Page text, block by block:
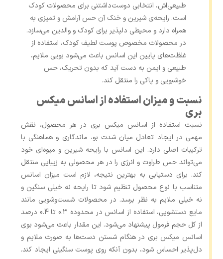
طبیعی‌اش، انتخابی دوست‌داشتنی برای محصولات کودک
است. رایحه‌ی شیرین و خنک آن حس آرامش و تمیزی به
همراه دارد و محیطی دلپذیر برای کودک و والدین می‌سازد.
در محصولات مخصوص پوست لطیف کودک، استفاده از
غلظت‌های پایین این اسانس باعث می‌شود بویی ملایم،
طبیعی و ایمن به ‌دست آید که بدون تحریک، حس
خوشبویی و پاکی را منتقل کند.
نسبت و میزان استفاده از اسانس میکس
بری
نسبت استفاده از اسانس میکس بری در هر محصول، نقش
مهمی در ایجاد تعادل میان شدت بو، ماندگاری و هماهنگی با
ترکیبات اصلی دارد. این اسانس با رایحه شیرین و میوه‌ای خود
می‌تواند حس طراوت و انرژی را در هر محصولی به زیبایی منتقل
کند. برای دستیابی به بهترین نتیجه، لازم است میزان اسانس
متناسب با نوع محصول تنظیم شود تا رایحه نه خیلی سنگین و
نه خیلی ملایم به نظر برسد. در محصولات شست‌وشویی مانند
مایع دستشویی، استفاده از اسانس در محدوده 0.3 تا 0.4 درصد
از کل حجم فرمول پیشنهاد می‌شود. این مقدار باعث می‌شود بوی
اسانس میکس بری در هنگام شستن دست‌ها به‌ صورت ملایم و
دل‌پذیر احساس شود، بدون آنکه روی پوست سنگینی ایجاد کند.